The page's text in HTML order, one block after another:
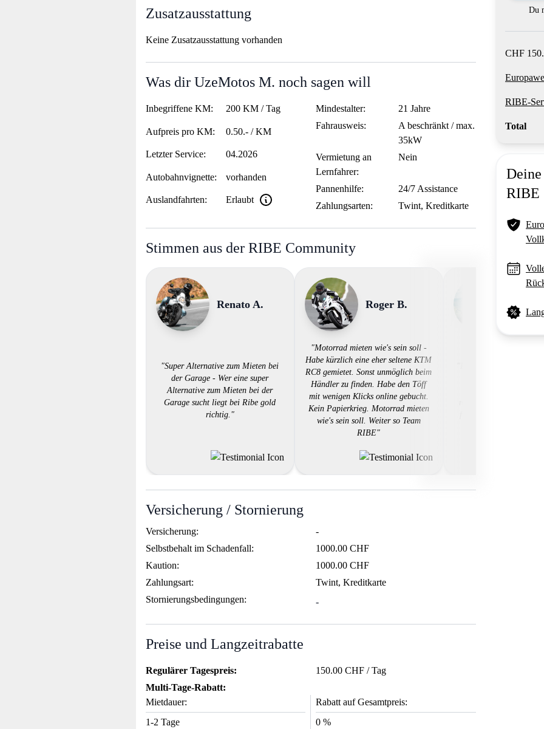
Du
CHF
RIBE-
Total
RIBE
Zusatzausstattung
Keine Zusatzausstattung vorhanden
Was dir UzeMotos M. noch sagen will
Inbegriffene KM: 200 KM / Tag
Aufpreis pro KM: 0.50.- / KM
Letzter Service: 04.2026
Autobahnvignette: vorhanden
Auslandfahrten: Erlaubt
Mindestalter:
21 Jahre
Fahrausweis:
A beschränkt / max.
35kW
Vermietung an
Lernfahrer:
Nein
Pannenhilfe:
24/7 Assistance
Zahlungsarten:
Twint, Kreditkarte
Stimmen aus der RIBE Community
Renato A.
"Super Alternative zum Mieten bei
der Garage - Wer eine super
Alternative zum Mieten bei der
Garage sucht liegt bei Ribe gold
richtig."
Roger B.
"Motorrad mieten wie's sein soll -
Habe kürzlich eine eher seltene KTM
RC8 gemietet. Sonst unmöglich beim
Händler zu finden. Habe den Töff
mit wenigen Klicks online gebucht.
Kein Papierkrieg. Motorrad mieten
wie's sein soll. Weiter so Team
RIBE"
Versicherung / Stornierung
Versicherung:
-
Selbstbehalt im Schadenfall:
1000.00 CHF
Kaution:
1000.00 CHF
Zahlungsart:
Twint, Kreditkarte
Stornierungsbedingungen:
-
Preise und Langzeitrabatte
Regulärer Tagespreis:
150.00 CHF / Tag
Multi-Tage-Rabatt:
Mietdauer:
Rabatt auf Gesamtpreis:
1-2 Tage
0 %